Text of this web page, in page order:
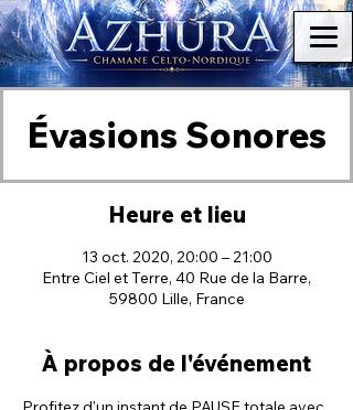
Évasions Sonores
Heure et lieu
13 oct. 2020, 20:00 – 21:00
Entre Ciel et Terre, 40 Rue de la Barre,
59800 Lille, France
À propos de l'événement